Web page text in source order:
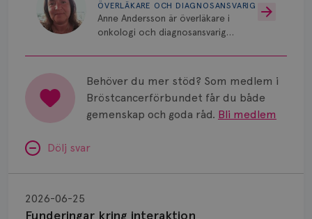
ÖVERLÄKARE OCH DIAGNOSANSVARIG
Anne Andersson är överläkare i
onkologi och diagnosansvarig
Universitetssjukhus i Umeå.
Behöver du mer stöd? Som medlem i
Bröstcancerförbundet får du både
gemenskap och goda råd. Bli medlem
Dölj svar
Funderingar kring interaktion
2026-06-25
kring
interaktion